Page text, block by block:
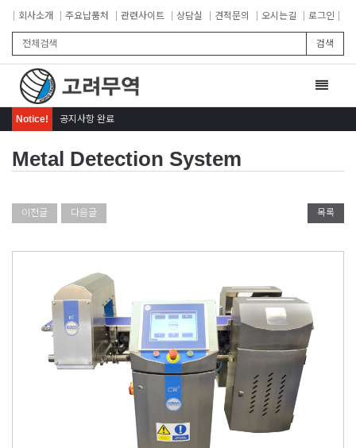
회사소개 주요납품처 관련사이트 상담실 견적문의 오시는길 로그인
검색
Toggle
Notice! 공지사항 완료
Metal Detection System
이전글 다음글 목록